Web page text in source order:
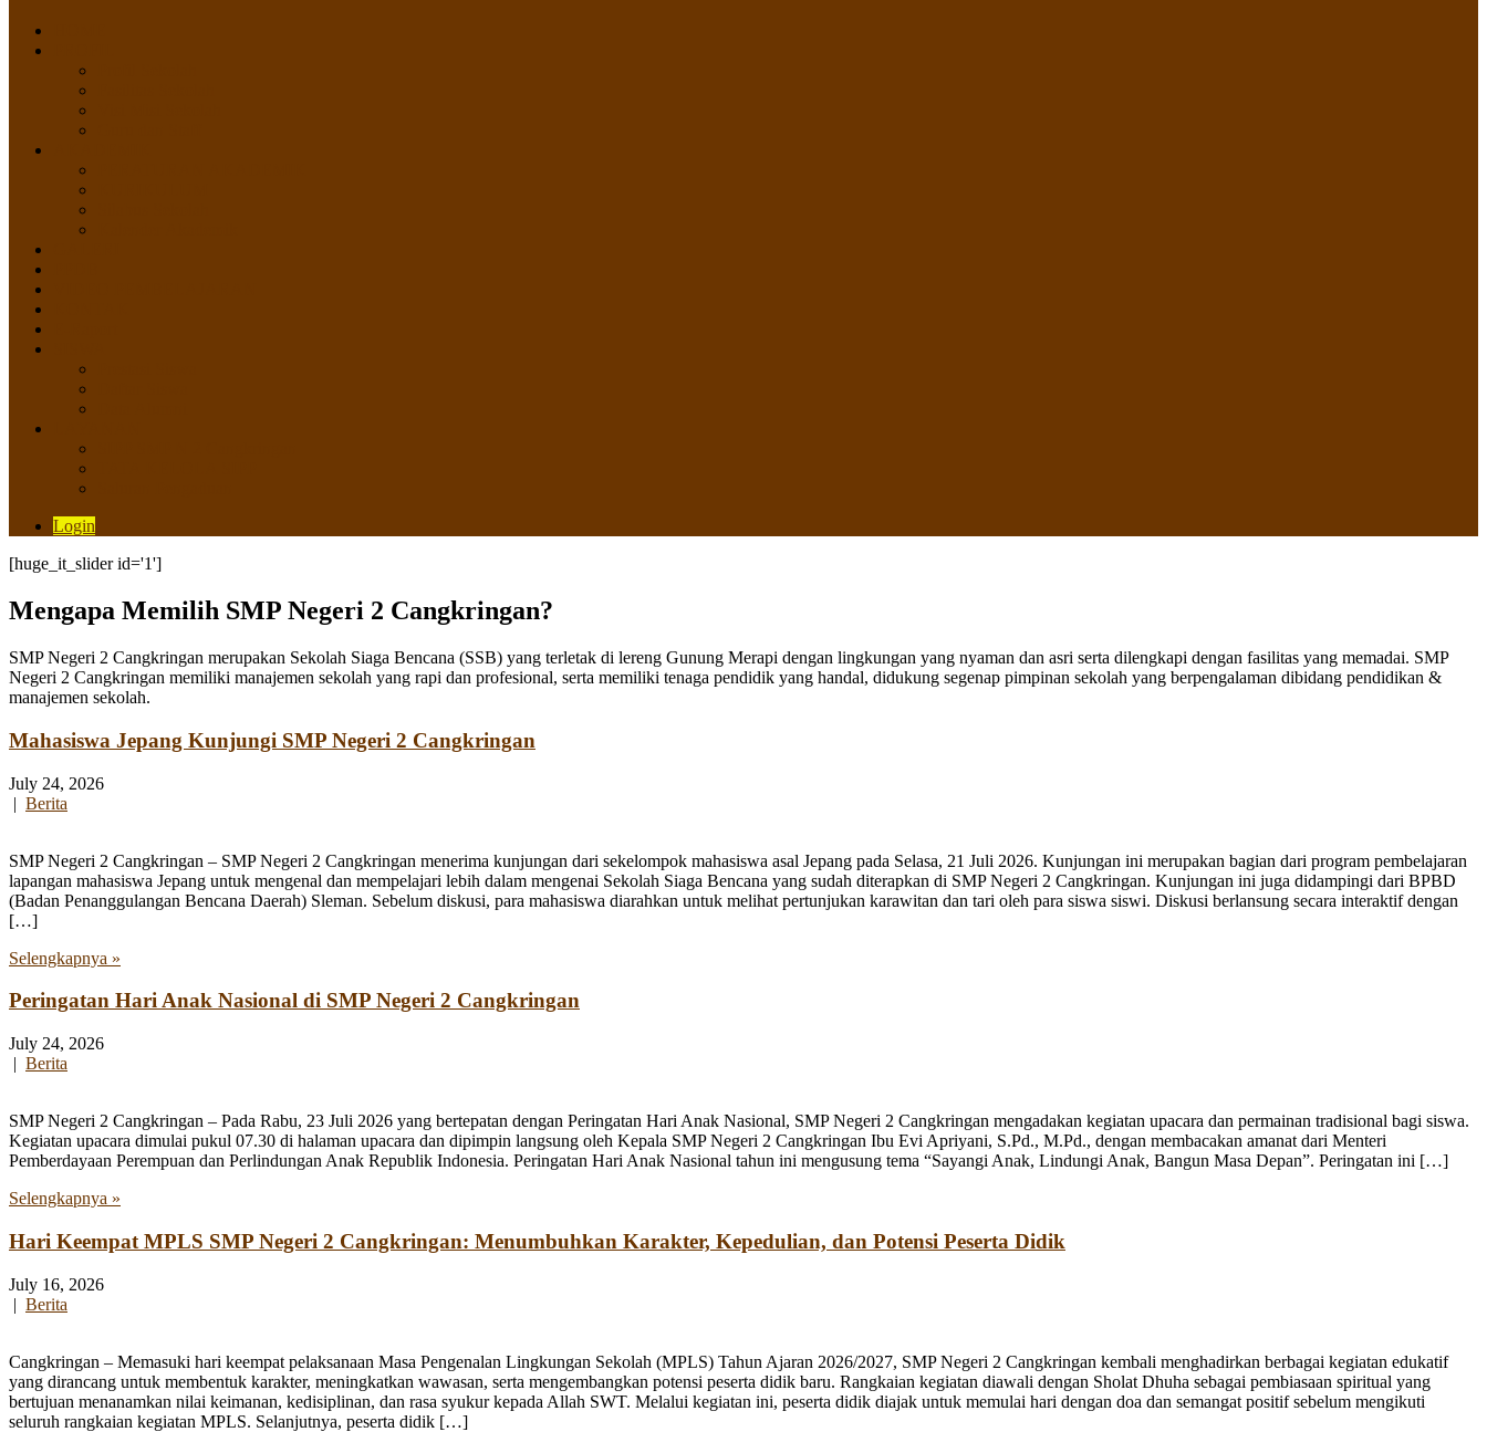
Login
[huge_it_slider id='1']
Mengapa Memilih SMP Negeri 2 Cangkringan?
SMP Negeri 2 Cangkringan merupakan Sekolah Siaga Bencana (SSB) yang terletak di lereng Gunung Merapi dengan lingkungan yang nyaman dan asri serta dilengkapi dengan fasilitas yang memadai. SMP
Negeri 2 Cangkringan memiliki manajemen sekolah yang rapi dan profesional, serta memiliki tenaga pendidik yang handal, didukung segenap pimpinan sekolah yang berpengalaman dibidang pendidikan &
manajemen sekolah.
Mahasiswa Jepang Kunjungi SMP Negeri 2 Cangkringan
July 24, 2026
| Berita
SMP Negeri 2 Cangkringan – SMP Negeri 2 Cangkringan menerima kunjungan dari sekelompok mahasiswa asal Jepang pada Selasa, 21 Juli 2026. Kunjungan ini merupakan bagian dari program pembelajaran
lapangan mahasiswa Jepang untuk mengenal dan mempelajari lebih dalam mengenai Sekolah Siaga Bencana yang sudah diterapkan di SMP Negeri 2 Cangkringan. Kunjungan ini juga didampingi dari BPBD
(Badan Penanggulangan Bencana Daerah) Sleman. Sebelum diskusi, para mahasiswa diarahkan untuk melihat pertunjukan karawitan dan tari oleh para siswa siswi. Diskusi berlansung secara interaktif dengan
[…]
Selengkapnya »
Peringatan Hari Anak Nasional di SMP Negeri 2 Cangkringan
July 24, 2026
| Berita
SMP Negeri 2 Cangkringan – Pada Rabu, 23 Juli 2026 yang bertepatan dengan Peringatan Hari Anak Nasional, SMP Negeri 2 Cangkringan mengadakan kegiatan upacara dan permainan tradisional bagi siswa.
Kegiatan upacara dimulai pukul 07.30 di halaman upacara dan dipimpin langsung oleh Kepala SMP Negeri 2 Cangkringan Ibu Evi Apriyani, S.Pd., M.Pd., dengan membacakan amanat dari Menteri
Pemberdayaan Perempuan dan Perlindungan Anak Republik Indonesia. Peringatan Hari Anak Nasional tahun ini mengusung tema “Sayangi Anak, Lindungi Anak, Bangun Masa Depan”. Peringatan ini […]
Selengkapnya »
Hari Keempat MPLS SMP Negeri 2 Cangkringan: Menumbuhkan Karakter, Kepedulian, dan Potensi Peserta Didik
July 16, 2026
| Berita
Cangkringan – Memasuki hari keempat pelaksanaan Masa Pengenalan Lingkungan Sekolah (MPLS) Tahun Ajaran 2026/2027, SMP Negeri 2 Cangkringan kembali menghadirkan berbagai kegiatan edukatif
yang dirancang untuk membentuk karakter, meningkatkan wawasan, serta mengembangkan potensi peserta didik baru. Rangkaian kegiatan diawali dengan Sholat Dhuha sebagai pembiasaan spiritual yang
bertujuan menanamkan nilai keimanan, kedisiplinan, dan rasa syukur kepada Allah SWT. Melalui kegiatan ini, peserta didik diajak untuk memulai hari dengan doa dan semangat positif sebelum mengikuti
seluruh rangkaian kegiatan MPLS. Selanjutnya, peserta didik […]